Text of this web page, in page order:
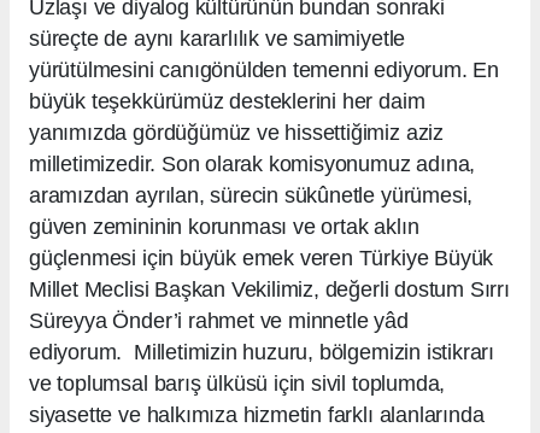
Uzlaşı ve diyalog kültürünün bundan sonraki
süreçte de aynı kararlılık ve samimiyetle
yürütülmesini canıgönülden temenni ediyorum. En
büyük teşekkürümüz desteklerini her daim
yanımızda gördüğümüz ve hissettiğimiz aziz
milletimizedir. Son olarak komisyonumuz adına,
aramızdan ayrılan, sürecin sükûnetle yürümesi,
güven zemininin korunması ve ortak aklın
güçlenmesi için büyük emek veren Türkiye Büyük
Millet Meclisi Başkan Vekilimiz, değerli dostum Sırrı
Süreyya Önder’i rahmet ve minnetle yâd
ediyorum. Milletimizin huzuru, bölgemizin istikrarı
ve toplumsal barış ülküsü için sivil toplumda,
siyasette ve halkımıza hizmetin farklı alanlarında